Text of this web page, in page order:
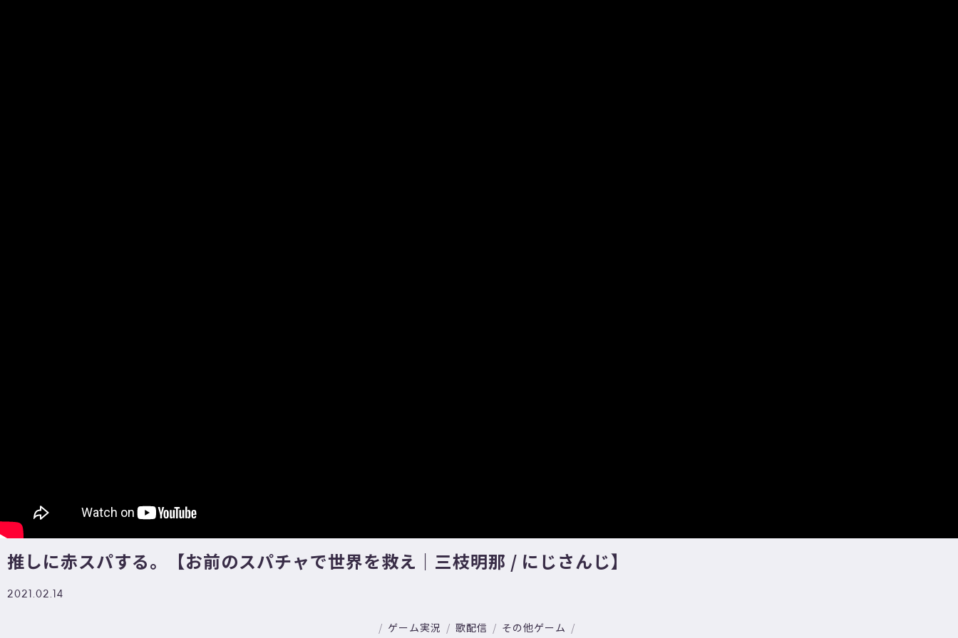
推しに赤スパする。【お前のスパチャで世界を救え｜三枝明那 / にじさんじ】
2021.02.14
ゲーム実況 歌配信 その他ゲーム